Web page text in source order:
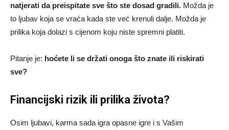
natjerati da preispitate sve što ste dosad gradili. Možda je
to ljubav koja se vraća kada ste već krenuli dalje. Možda je
prilika koja dolazi s cijenom koju niste spremni platiti.
Pitanje je: hoćete li se držati onoga što znate ili riskirati
sve?
Financijski rizik ili prilika života?
Osim ljubavi, karma sada igra opasne igre i s Vašim